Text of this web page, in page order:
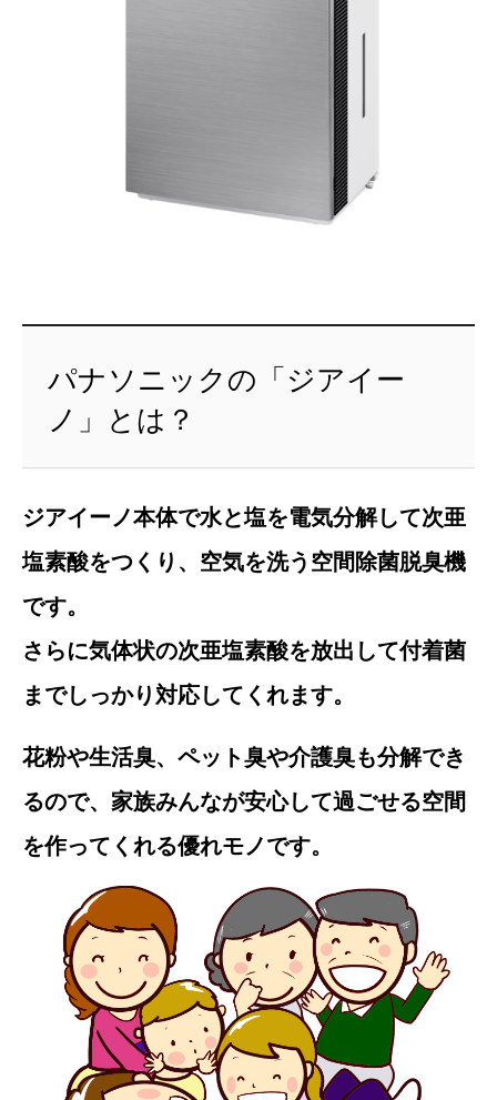
パナソニックの「ジアイー
ノ」とは？
ジアイーノ本体で水と塩を電気分解して次亜
塩素酸をつくり、空気を洗う空間除菌脱臭機
です。
さらに気体状の次亜塩素酸を放出して付着菌
までしっかり対応してくれます。
花粉や生活臭、ペット臭や介護臭も分解でき
るので、家族みんなが安心して過ごせる空間
を作ってくれる優れモノです。